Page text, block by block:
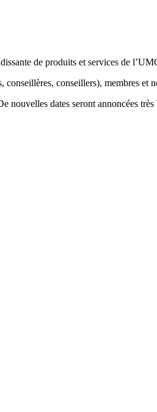
de produits et services de
conseillères, conseillers), membres et
nouvelles dates seront annoncées